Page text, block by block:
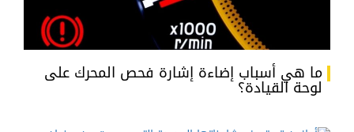
ما هي أسباب إضاءة إشارة فحص المحرك على
لوحة القيادة؟